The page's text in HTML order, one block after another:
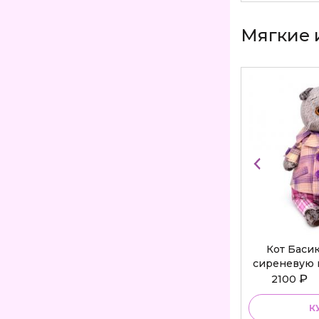
Мягкие
Кот
сиреневую
2100₽